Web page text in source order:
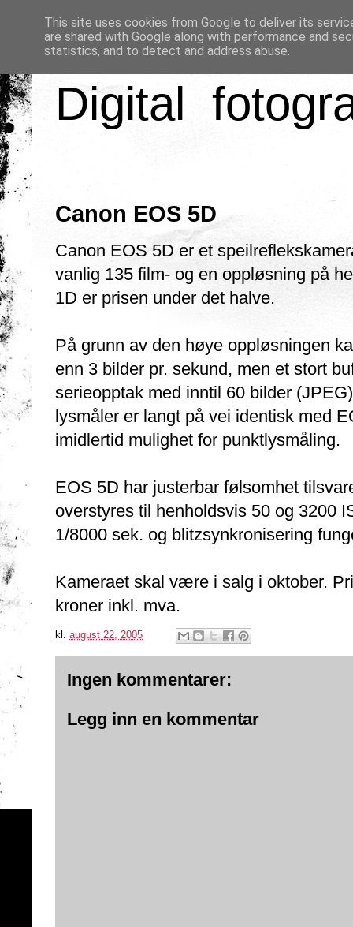
Digital
Canon EOS 5D
Canon EOS 5D er et
vanlig 135 film- og en oppløsning på
1D er prisen under det halve.
På grunn av den høye oppløsningen
enn 3 bilder pr. sekund, men et stort
serieopptak med inntil 60 bilder
lysmåler er langt på vei identisk med
imidlertid mulighet for punktlysmåling.
EOS 5D har justerbar følsomhet
overstyres til henholdsvis 50 og 3200
1/8000 sek. og blitzsynkronisering
Kameraet skal være i salg i oktober.
kroner inkl. mva.
kl. august 22, 2005
Ingen kommentarer:
Legg inn en kommentar
This site uses cookies from Google to deliver its
are shared with Google along with performance and
statistics, and to detect and address abuse.